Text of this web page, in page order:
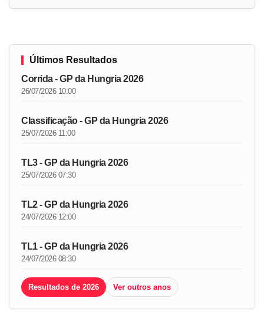
Últimos Resultados
Corrida - GP da Hungria 2026
26/07/2026 10:00
Classificação - GP da Hungria 2026
25/07/2026 11:00
TL3 - GP da Hungria 2026
25/07/2026 07:30
TL2 - GP da Hungria 2026
24/07/2026 12:00
TL1 - GP da Hungria 2026
24/07/2026 08:30
Resultados de 2026 Ver outros anos